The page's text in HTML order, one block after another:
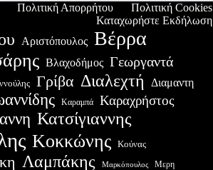
Πολιτική Απορρήτου
Πολιτική Cookies
Καταχωρήστε Εκδήλωση
Αριστόπουλος Βέρρα
Βλαχοδήμος Γεωργαντά
Γρίβα Διαλεχτή Διαμαντη
Καραμπά Καραχρήστος
Κατσίγιαννης
Κοκκώνης Κούνας
Λαμπάκης Μαρκόπουλος Μερη